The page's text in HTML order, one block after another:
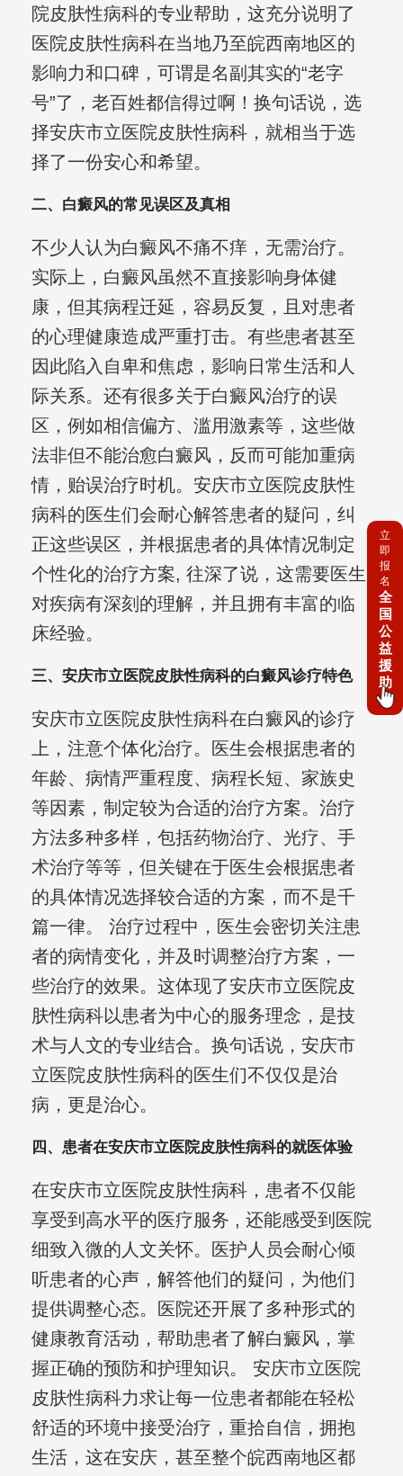
院皮肤性病科的专业帮助，这充分说明了
医院皮肤性病科在当地乃至皖西南地区的
影响力和口碑，可谓是名副其实的“老字
号”了，老百姓都信得过啊！换句话说，选
择安庆市立医院皮肤性病科，就相当于选
择了一份安心和希望。
二、白癜风的常见误区及真相
不少人认为白癜风不痛不痒，无需治疗。
实际上，白癜风虽然不直接影响身体健
康，但其病程迁延，容易反复，且对患者
的心理健康造成严重打击。有些患者甚至
因此陷入自卑和焦虑，影响日常生活和人
际关系。还有很多关于白癜风治疗的误
区，例如相信偏方、滥用激素等，这些做
法非但不能治愈白癜风，反而可能加重病
情，贻误治疗时机。安庆市立医院皮肤性
病科的医生们会耐心解答患者的疑问，纠
正这些误区，并根据患者的具体情况制定
个性化的治疗方案, 往深了说，这需要医生
对疾病有深刻的理解，并且拥有丰富的临
床经验。
三、安庆市立医院皮肤性病科的白癜风诊疗特色
安庆市立医院皮肤性病科在白癜风的诊疗
上，注意个体化治疗。医生会根据患者的
年龄、病情严重程度、病程长短、家族史
等因素，制定较为合适的治疗方案。治疗
方法多种多样，包括药物治疗、光疗、手
术治疗等等，但关键在于医生会根据患者
的具体情况选择较合适的方案，而不是千
篇一律。 治疗过程中，医生会密切关注患
者的病情变化，并及时调整治疗方案，一
些治疗的效果。这体现了安庆市立医院皮
肤性病科以患者为中心的服务理念，是技
术与人文的专业结合。换句话说，安庆市
立医院皮肤性病科的医生们不仅仅是治
病，更是治心。
四、患者在安庆市立医院皮肤性病科的就医体验
在安庆市立医院皮肤性病科，患者不仅能
享受到高水平的医疗服务 , 还能感受到医院
细致入微的人文关怀。医护人员会耐心倾
听患者的心声，解答他们的疑问，为他们
提供调整心态。医院还开展了多种形式的
健康教育活动，帮助患者了解白癜风，掌
握正确的预防和护理知识。 安庆市立医院
皮肤性病科力求让每一位患者都能在轻松
舒适的环境中接受治疗，重拾自信，拥抱
生活，这在安庆，甚至整个皖西南地区都
立
即
报
名
全
国
公
益
援
助